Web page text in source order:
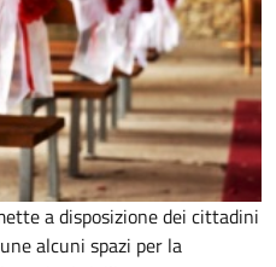
a disposizione dei cittadini
alcuni spazi per la